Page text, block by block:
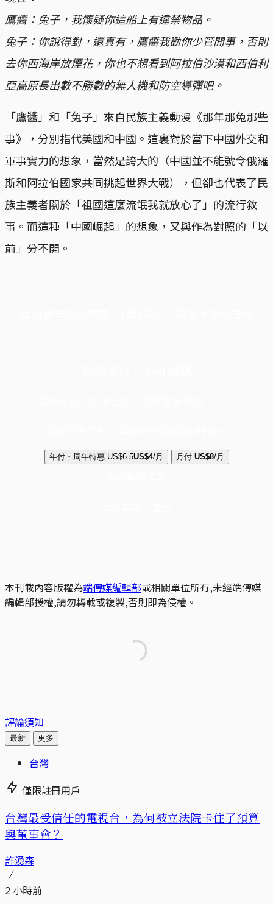
鷹醬：兔子，我懷疑你這船上有違禁物品。
兔子：你說得對，還真有，鷹醬我勸你少管閒事，否則
去你西海岸放煙花，你也不想看到阿拉伯沙漠和西伯利
亞高原長出數不勝數的無人機和防空導彈吧。
「鷹醬」和「兔子」來自民族主義動漫《那年那兔那些
事》，分別指代美國和中國。這裏對於當下中國外交和
軍事實力的想象，當然是誇大的（中國並不能號令俄羅
斯和阿拉伯國家共同挑起世界大戰），但卻也代表了民
族主義者關於「祖國這麼流氓我就放心了」的流行敘
事。而這種「中國崛起」的想象，又與作為對照的「以
前」分不開。
年付・周年特惠 US$6.5US$4/月 月付 US$8/月
本刊載內容版權為端傳媒編輯部或相關單位所有,未經端傳媒
編輯部授權,請勿轉載或複製,否則即為侵權。
評論須知
最新 更多
台灣
僅限註冊用戶
台灣最受信任的電視台，為何被立法院卡住了預算
與董事會？
許湧森
2 小時前